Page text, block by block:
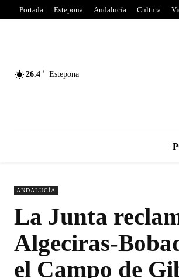
Portada Estepona Andalucía Cultura
26.4 C Estepona
ANDALUCÍA
La Junta
Algeciras-
el Campo de